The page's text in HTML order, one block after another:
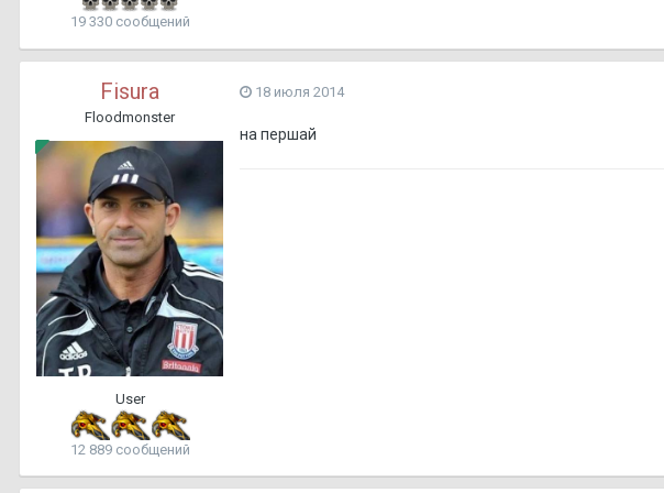
19 330 сообщений
Fisura
Floodmonster
User
12 889 сообщений
18 июля 2014
на першай